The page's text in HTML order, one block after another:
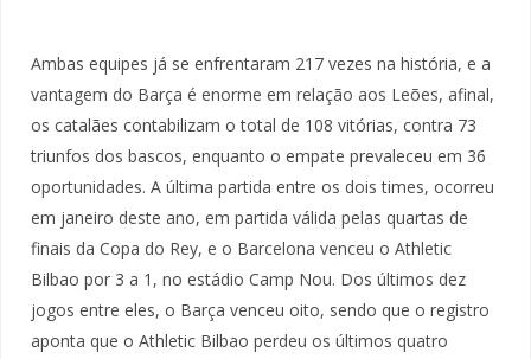
Ambas equipes já se enfrentaram 217 vezes na história, e a
vantagem do Barça é enorme em relação aos Leões, afinal,
os catalães contabilizam o total de 108 vitórias, contra 73
triunfos dos bascos, enquanto o empate prevaleceu em 36
oportunidades. A última partida entre os dois times, ocorreu
em janeiro deste ano, em partida válida pelas quartas de
finais da Copa do Rey, e o Barcelona venceu o Athletic
Bilbao por 3 a 1, no estádio Camp Nou. Dos últimos dez
jogos entre eles, o Barça venceu oito, sendo que o registro
aponta que o Athletic Bilbao perdeu os últimos quatro